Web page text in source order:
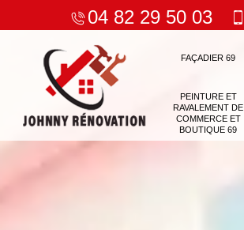
04 82 29 50 03
FAÇADIER 69
PEINTURE ET
RAVALEMENT DE
COMMERCE ET
BOUTIQUE 69